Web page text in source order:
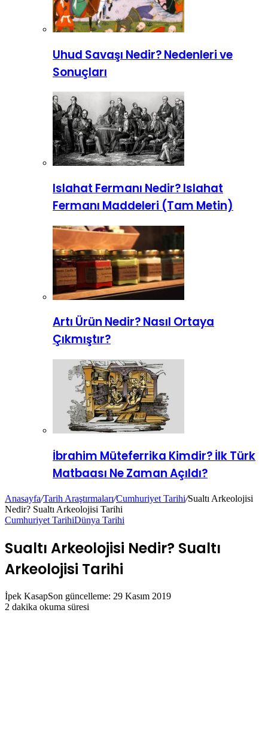
Uhud Savaşı Nedir? Nedenleri ve
Sonuçları
Islahat Fermanı Nedir? Islahat
Fermanı Maddeleri (Tam Metin)
Artı Ürün Nedir? Nasıl Ortaya
Çıkmıştır?
İbrahim Müteferrika Kimdir? İlk Türk
Matbaası Ne Zaman Açıldı?
Anasayfa/Tarih Araştırmaları/Cumhuriyet Tarihi/Sualtı Arkeolojisi
Nedir? Sualtı Arkeolojisi Tarihi
Cumhuriyet TarihiDünya Tarihi
Sualtı Arkeolojisi Nedir? Sualtı
Arkeolojisi Tarihi
İpek KasapSon güncelleme: 29 Kasım 2019
2 dakika okuma süresi